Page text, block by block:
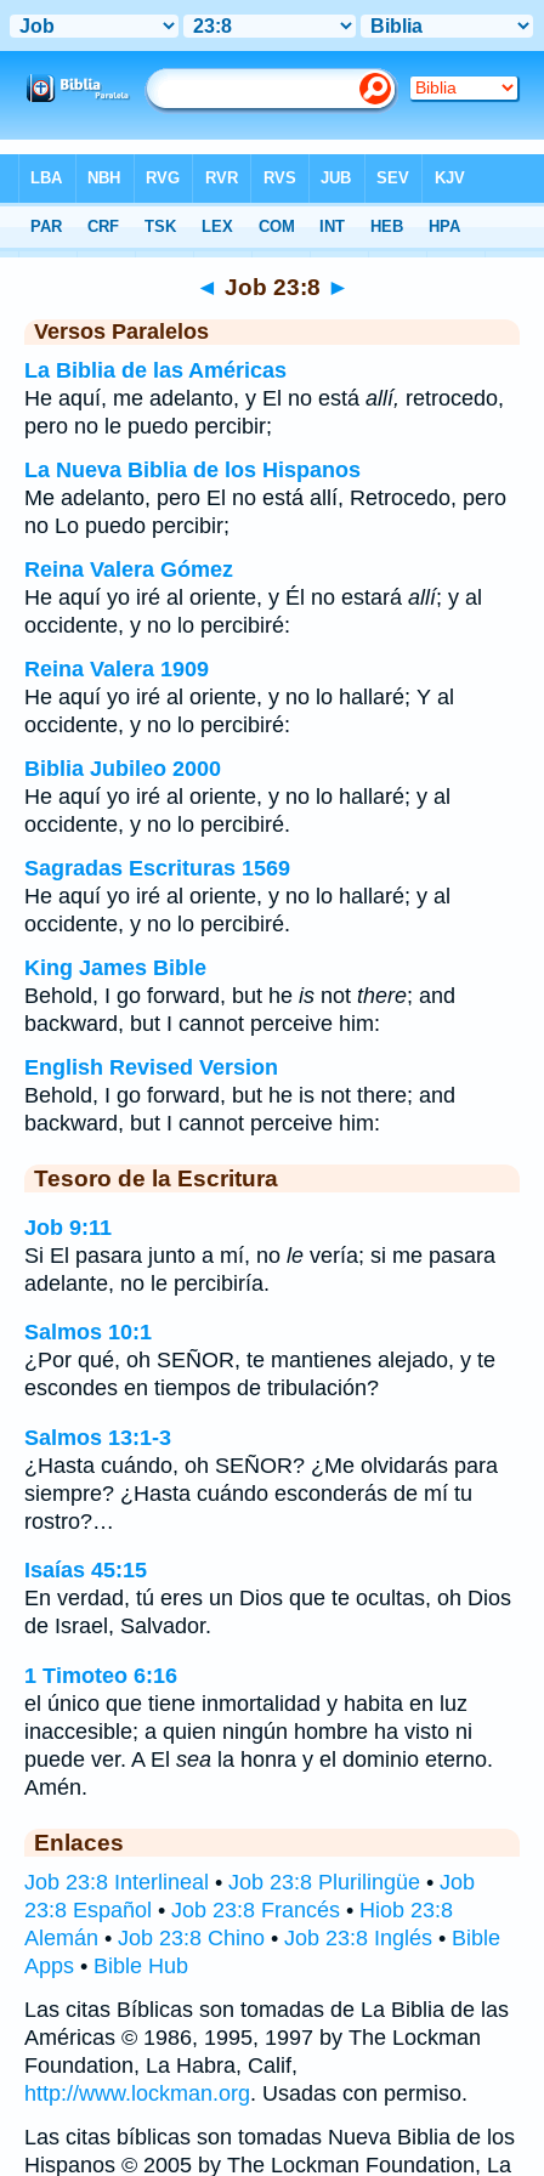
>Job> Capítulo 23 > Verso 8
◄ Job 23:8 ►
Versos Paralelos
La Biblia de las Américas
He aquí, me adelanto, y El no está allí, retrocedo,
pero no le puedo percibir;
La Nueva Biblia de los Hispanos
Me adelanto, pero El no está allí, Retrocedo, pero
no Lo puedo percibir;
Reina Valera Gómez
He aquí yo iré al oriente, y Él no estará allí; y al
occidente, y no lo percibiré:
Reina Valera 1909
He aquí yo iré al oriente, y no lo hallaré; Y al
occidente, y no lo percibiré:
Biblia Jubileo 2000
He aquí yo iré al oriente, y no lo hallaré; y al
occidente, y no lo percibiré.
Sagradas Escrituras 1569
He aquí yo iré al oriente, y no lo hallaré; y al
occidente, y no lo percibiré.
King James Bible
Behold, I go forward, but he is not there; and
backward, but I cannot perceive him:
English Revised Version
Behold, I go forward, but he is not there; and
backward, but I cannot perceive him:
Tesoro de la Escritura
Job 9:11
Si El pasara junto a mí, no le vería; si me pasara
adelante, no le percibiría.
Salmos 10:1
¿Por qué, oh SEÑOR, te mantienes alejado, y te
escondes en tiempos de tribulación?
Salmos 13:1-3
¿Hasta cuándo, oh SEÑOR? ¿Me olvidarás para
siempre? ¿Hasta cuándo esconderás de mí tu
rostro?…
Isaías 45:15
En verdad, tú eres un Dios que te ocultas, oh Dios
de Israel, Salvador.
1 Timoteo 6:16
el único que tiene inmortalidad y habita en luz
inaccesible; a quien ningún hombre ha visto ni
puede ver. A El sea la honra y el dominio eterno.
Amén.
Enlaces
Job 23:8 Interlineal • Job 23:8 Plurilingüe • Job
23:8 Español • Job 23:8 Francés • Hiob 23:8
Alemán • Job 23:8 Chino • Job 23:8 Inglés • Bible
Apps • Bible Hub
Las citas Bíblicas son tomadas de La Biblia de las
Américas © 1986, 1995, 1997 by The Lockman
Foundation, La Habra, Calif,
http://www.lockman.org. Usadas con permiso.
Las citas bíblicas son tomadas Nueva Biblia de los
Hispanos © 2005 by The Lockman Foundation, La